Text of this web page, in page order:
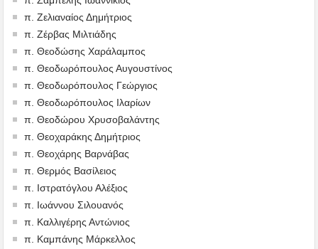
π. Ζελιαναίος Δημήτριος
π. Ζέρβας Μιλτιάδης
π. Θεοδώσης Χαράλαμπος
π. Θεοδωρόπουλος Αυγουστίνος
π. Θεοδωρόπουλος Γεώργιος
π. Θεοδωρόπουλος Ιλαρίων
π. Θεοδώρου Χρυσοβαλάντης
π. Θεοχαράκης Δημήτριος
π. Θεοχάρης Βαρνάβας
π. Θερμός Βασίλειος
π. Ιστρατόγλου Αλέξιος
π. Ιωάννου Σιλουανός
π. Καλλιγέρης Αντώνιος
π. Καμπάνης Μάρκελλος